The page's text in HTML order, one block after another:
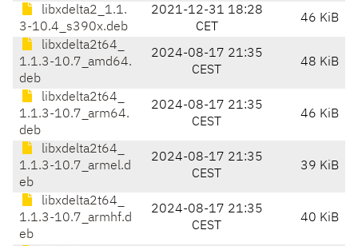
libxdelta2_1.1.
3-10.4_s390x.deb
2021-12-31 18:28
CET
46 KiB
libxdelta2t64_
1.1.3-10.7_amd64.
deb
2024-08-17 21:35
CEST
48 KiB
libxdelta2t64_
1.1.3-10.7_arm64.
deb
2024-08-17 21:35
CEST
46 KiB
libxdelta2t64_
1.1.3-10.7_armel.d
eb
2024-08-17 21:35
CEST
39 KiB
libxdelta2t64_
1.1.3-10.7_armhf.d
eb
2024-08-17 21:35
CEST
40 KiB